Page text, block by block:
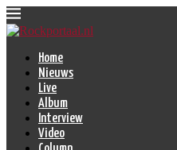
Home
Nieuws
Live
Album
Interview
Video